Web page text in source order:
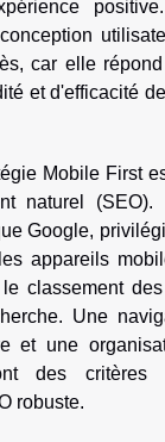
car elle
et d'efficacité
Mobile First
naturel
Google,
appareils
classement
Une
et une
des
robuste.